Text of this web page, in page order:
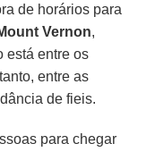
de horários para
Vernon,
está entre os
entre as
de fieis.
para chegar